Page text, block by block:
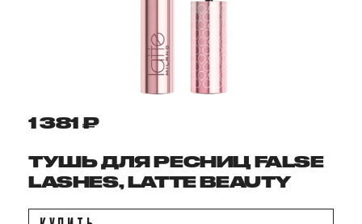
1 381 ₽
ТУШЬ ДЛЯ РЕСНИЦ FALSE
LASHES, LATTE BEAUTY